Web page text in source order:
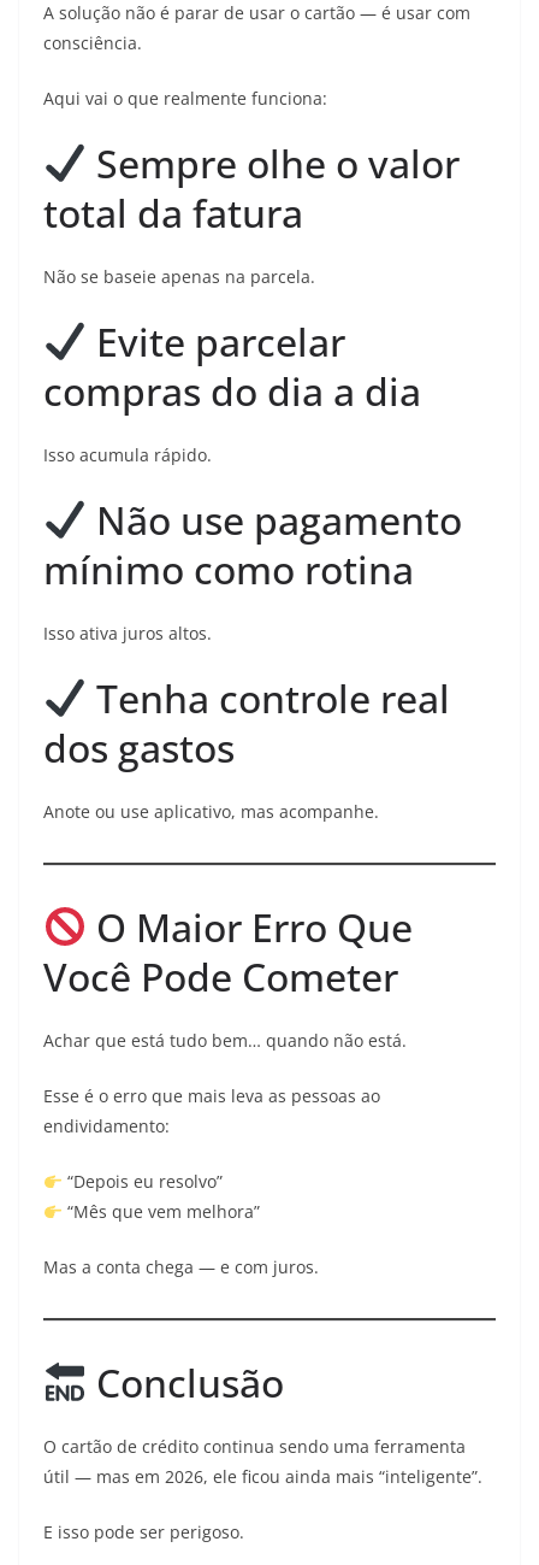
A solução não é parar de usar o cartão — é usar com
consciência.
Aqui vai o que realmente funciona:
Sempre olhe o valor
total da fatura
Não se baseie apenas na parcela.
Evite parcelar
compras do dia a dia
Isso acumula rápido.
Não use pagamento
mínimo como rotina
Isso ativa juros altos.
Tenha controle real
dos gastos
Anote ou use aplicativo, mas acompanhe.
O Maior Erro Que
Você Pode Cometer
Achar que está tudo bem… quando não está.
Esse é o erro que mais leva as pessoas ao
endividamento:
“Depois eu resolvo”
“Mês que vem melhora”
Mas a conta chega — e com juros.
Conclusão
O cartão de crédito continua sendo uma ferramenta
útil — mas em 2026, ele ficou ainda mais “inteligente”.
E isso pode ser perigoso.